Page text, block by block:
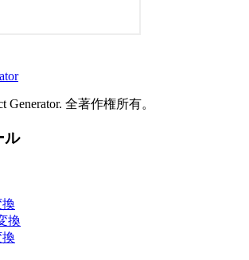
Generator. 全著作権所有。
ル
換